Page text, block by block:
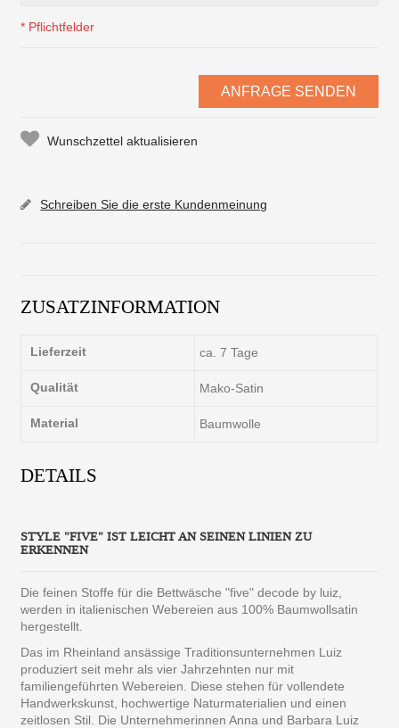
* Pflichtfelder
ANFRAGE SENDEN
Wunschzettel aktualisieren
Schreiben Sie die erste Kundenmeinung
ZUSATZINFORMATION
Lieferzeit ca. 7 Tage
Qualität Mako-Satin
Material Baumwolle
DETAILS
STYLE "FIVE" IST LEICHT AN SEINEN LINIEN ZU
ERKENNEN
Die feinen Stoffe für die Bettwäsche "five" decode by luiz,
werden in italienischen Webereien aus 100% Baumwollsatin
hergestellt.
Das im Rheinland ansässige Traditionsunternehmen Luiz
produziert seit mehr als vier Jahrzehnten nur mit
familiengeführten Webereien. Diese stehen für vollendete
Handwerkskunst, hochwertige Naturmaterialien und einen
zeitlosen Stil. Die Unternehmerinnen Anna und Barbara Luiz